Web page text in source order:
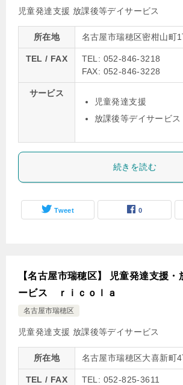
児童発達支援 放課後等デイサービス
所在地 名古屋市瑞穂区密柑山町
TEL / FAX
TEL: 052-846-3218
FAX: 052-846-3228
サービス
児童発達支援
放課後等デイサービス
続きを読む
Tweet 0
【名古屋市瑞穂区】 児童発達支援
ービス ｒｉｃｏｌａ
名古屋市瑞穂区
児童発達支援 放課後等デイサービス
所在地 名古屋市瑞穂区大喜新町
TEL / FAX
TEL: 052-825-3611